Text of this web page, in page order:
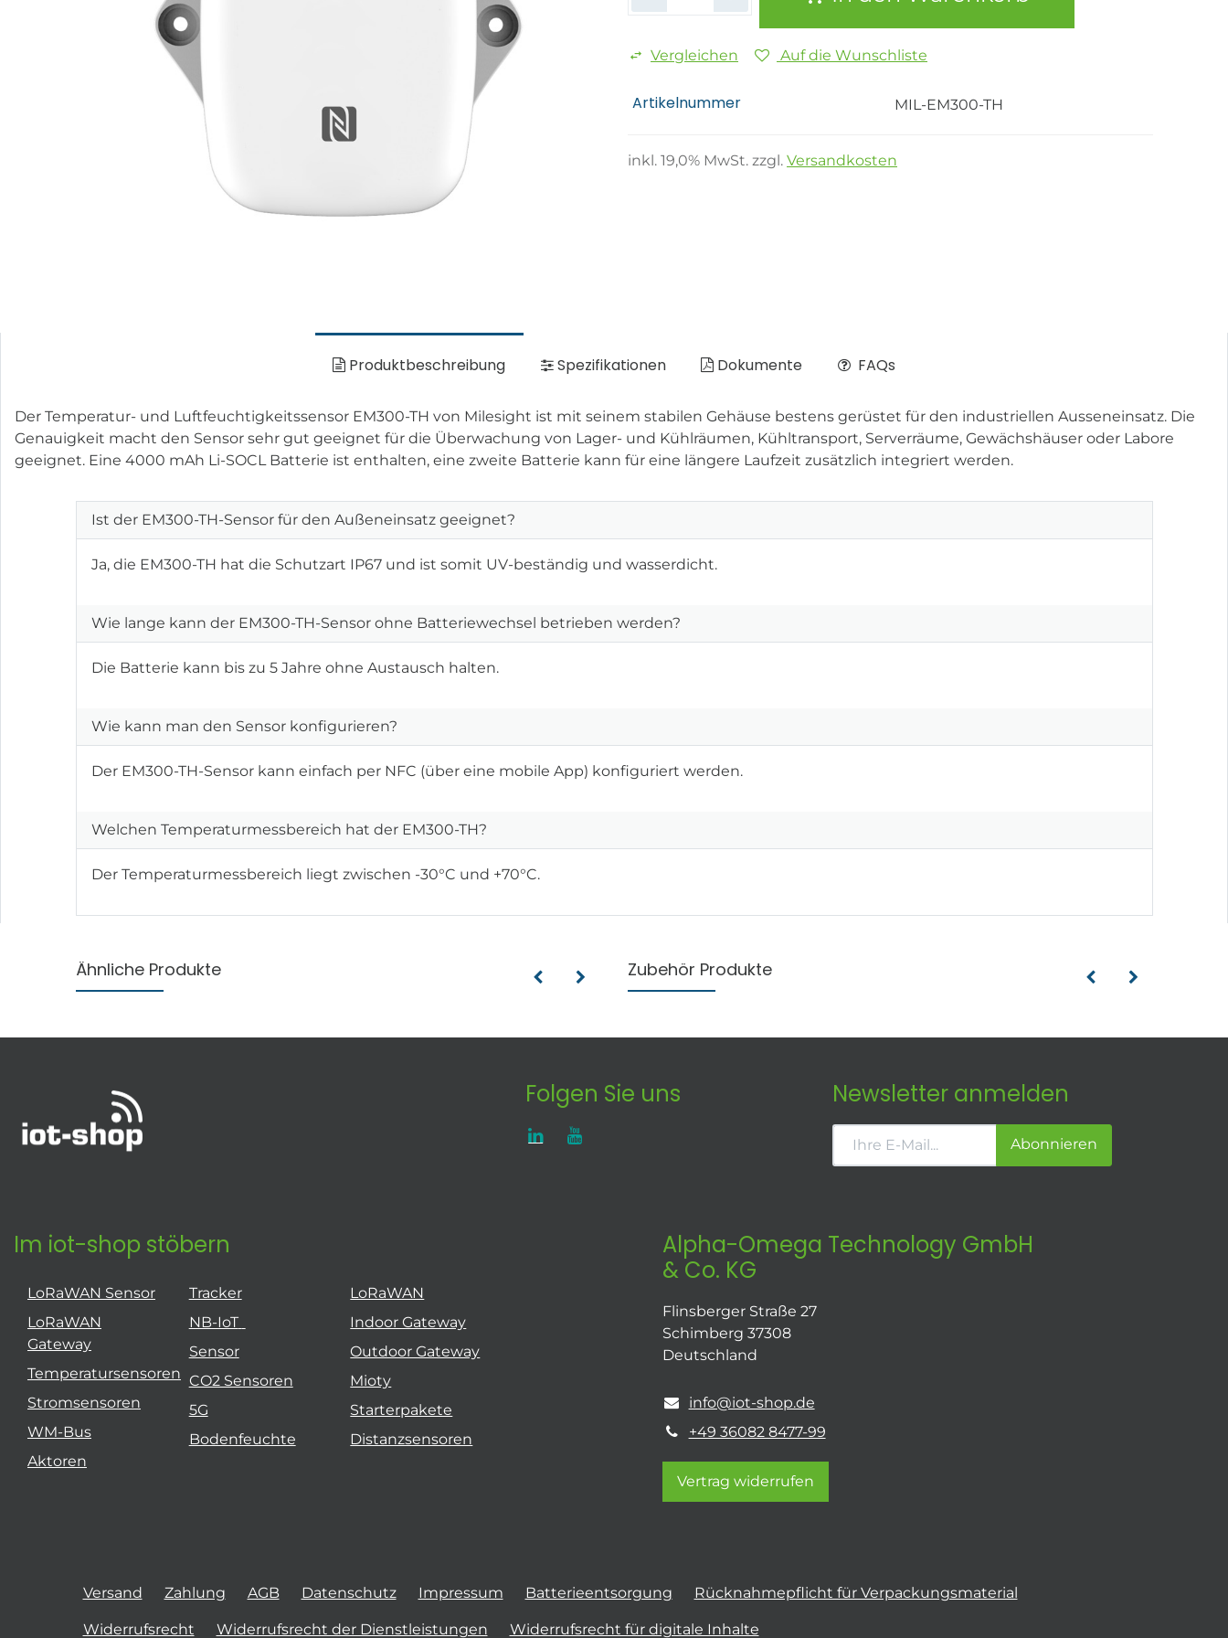
Vergleichen Auf die Wunschliste
Artikelnummer MIL-EM300-TH
inkl. 19,0% MwSt. zzgl. Versandkosten
Produktbeschreibung Spezifikationen Dokumente FAQs
Der Temperatur- und Luftfeuchtigkeitssensor EM300-TH von Milesight ist mit seinem stabilen Gehäuse bestens gerüstet für den industriellen Ausseneinsatz. Die
Genauigkeit macht den Sensor sehr gut geeignet für die Überwachung von Lager- und Kühlräumen, Kühltransport, Serverräume, Gewächshäuser oder Labore
geeignet. Eine 4000 mAh Li-SOCL Batterie ist enthalten, eine zweite Batterie kann für eine längere Laufzeit zusätzlich integriert werden.
Ist der EM300-TH-Sensor für den Außeneinsatz geeignet?
Ja, die EM300-TH hat die Schutzart IP67 und ist somit UV-beständig und wasserdicht.
Wie lange kann der EM300-TH-Sensor ohne Batteriewechsel betrieben werden?
Die Batterie kann bis zu 5 Jahre ohne Austausch halten.
Wie kann man den Sensor konfigurieren?
Der EM300-TH-Sensor kann einfach per NFC (über eine mobile App) konfiguriert werden.
Welchen Temperaturmessbereich hat der EM300-TH?
Der Temperaturmessbereich liegt zwischen -30°C und +70°C.
Ähnliche Produkte Zubehör Produkte
Folgen Sie uns Newsletter anmelden
Abonnieren
Im iot-shop stöbern
LoRaWAN Sensor
LoRaWAN
Gateway
Temperatursensoren
Stromsensoren
WM-Bus
Aktoren
Tracker
NB-IoT
Sensor
CO2 Sensoren
5G
Bodenfeuchte
LoRaWAN
Indoor Gateway
Outdoor Gateway
Mioty
Starterpakete
Distanzsensoren
Alpha-Omega Technology GmbH
& Co. KG
Flinsberger Straße 27
Schimberg 37308
Deutschland
info@iot-shop.de
+49 36082 8477-99
Vertrag widerrufen
Versand Zahlung AGB Datenschutz Impressum Batterieentsorgung Rücknahmepflicht für Verpackungsmaterial
Widerrufsrecht Widerrufsrecht der Dienstleistungen Widerrufsrecht für digitale Inhalte